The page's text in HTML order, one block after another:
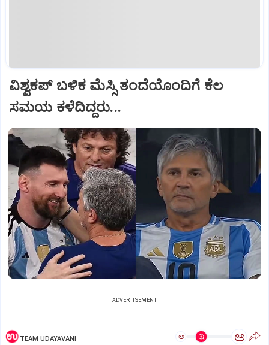
ವಿಶ್ವಕಪ್‌ ಬಳಿಕ ಮೆಸ್ಸಿ ತಂದೆಯೊಂದಿಗೆ ಕೆಲ
ಸಮಯ ಕಳೆದಿದ್ದರು...
ADVERTISEMENT
TEAM UDAYAVANI ಅ ಅ